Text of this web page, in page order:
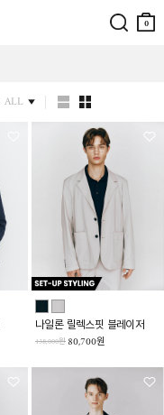
구니
0
ALL
나일론 릴렉스핏 블레이저
138,000원 80,700원